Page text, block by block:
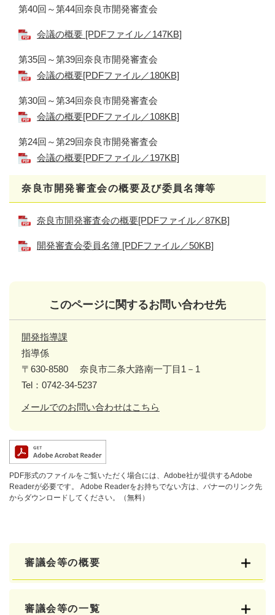
第40回～第44回奈良市開発審査会
会議の概要 [PDFファイル／147KB]
第35回～第39回奈良市開発審査会
会議の概要[PDFファイル／180KB]
第30回～第34回奈良市開発審査会
会議の概要[PDFファイル／108KB]
第24回～第29回奈良市開発審査会
会議の概要[PDFファイル／197KB]
奈良市開発審査会の概要及び委員名簿等
奈良市開発審査会の概要[PDFファイル／87KB]
開発審査会委員名簿 [PDFファイル／50KB]
このページに関するお問い合わせ先
開発指導課
指導係
〒630-8580
奈良市二条大路南一丁目1－1
Tel：0742-34-5237
メールでのお問い合わせはこちら
PDF形式のファイルをご覧いただく場合には、Adobe社が提供するAdobe
Readerが必要です。
Adobe Readerをお持ちでない方は、バナーのリンク先
からダウンロードしてください。（無料）
審議会等の概要
審議会等の一覧